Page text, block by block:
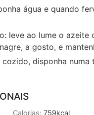
água e quando
leve ao lume o
a gosto, e
disponha
Calorias: 759kcal